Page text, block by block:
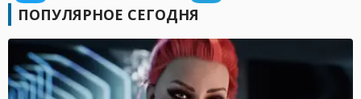
ПОПУЛЯРНОЕ СЕГОДНЯ